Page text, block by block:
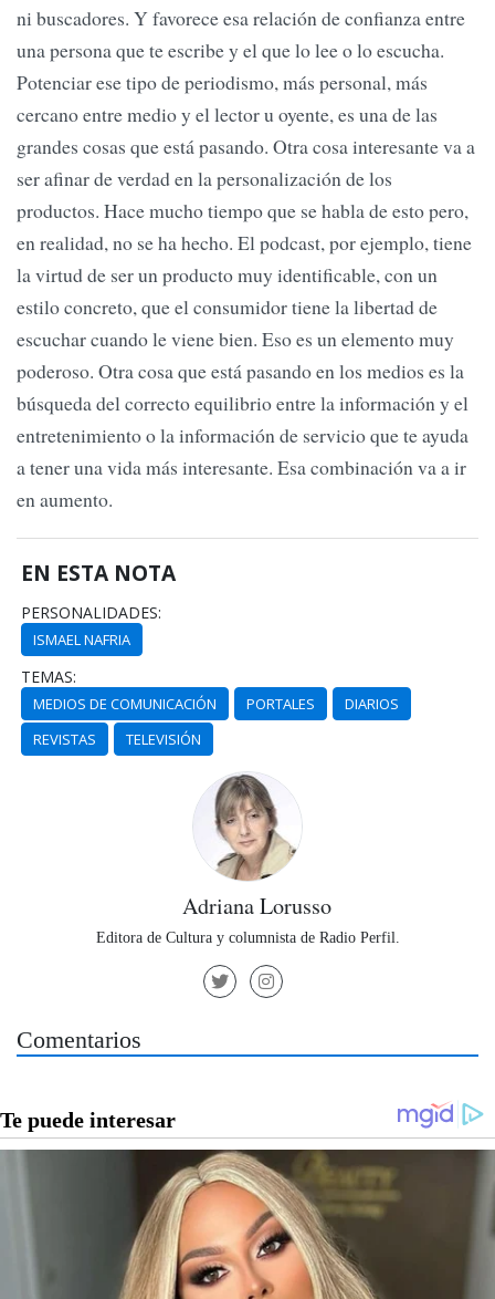
ni buscadores. Y favorece esa relación de confianza entre
una persona que te escribe y el que lo lee o lo escucha.
Potenciar ese tipo de periodismo, más personal, más
cercano entre medio y el lector u oyente, es una de las
grandes cosas que está pasando. Otra cosa interesante va a
ser afinar de verdad en la personalización de los
productos. Hace mucho tiempo que se habla de esto pero,
en realidad, no se ha hecho. El podcast, por ejemplo, tiene
la virtud de ser un producto muy identificable, con un
estilo concreto, que el consumidor tiene la libertad de
escuchar cuando le viene bien. Eso es un elemento muy
poderoso. Otra cosa que está pasando en los medios es la
búsqueda del correcto equilibrio entre la información y el
entretenimiento o la información de servicio que te ayuda
a tener una vida más interesante. Esa combinación va a ir
en aumento.
EN ESTA NOTA
PERSONALIDADES:
ISMAEL NAFRIA
TEMAS:
MEDIOS DE COMUNICACIÓN PORTALES
DIARIOS
REVISTAS
TELEVISIÓN
Adriana Lorusso
Editora de Cultura y columnista de Radio Perfil.
Comentarios